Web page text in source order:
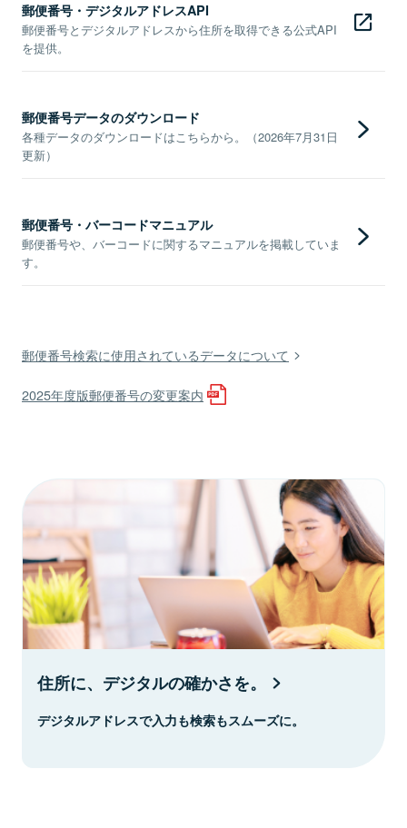
郵便番号・デジタルアドレスAPI
郵便番号とデジタルアドレスから住所を取得できる公式API
を提供。
郵便番号データのダウンロード
各種データのダウンロードはこちらから。（2026年7月31日
更新）
郵便番号・バーコードマニュアル
郵便番号や、バーコードに関するマニュアルを掲載していま
す。
郵便番号検索に使用されているデータについて
2025年度版郵便番号の変更案内
住所に、デジタルの確かさを。
デジタルアドレスで入力も検索もスムーズに。